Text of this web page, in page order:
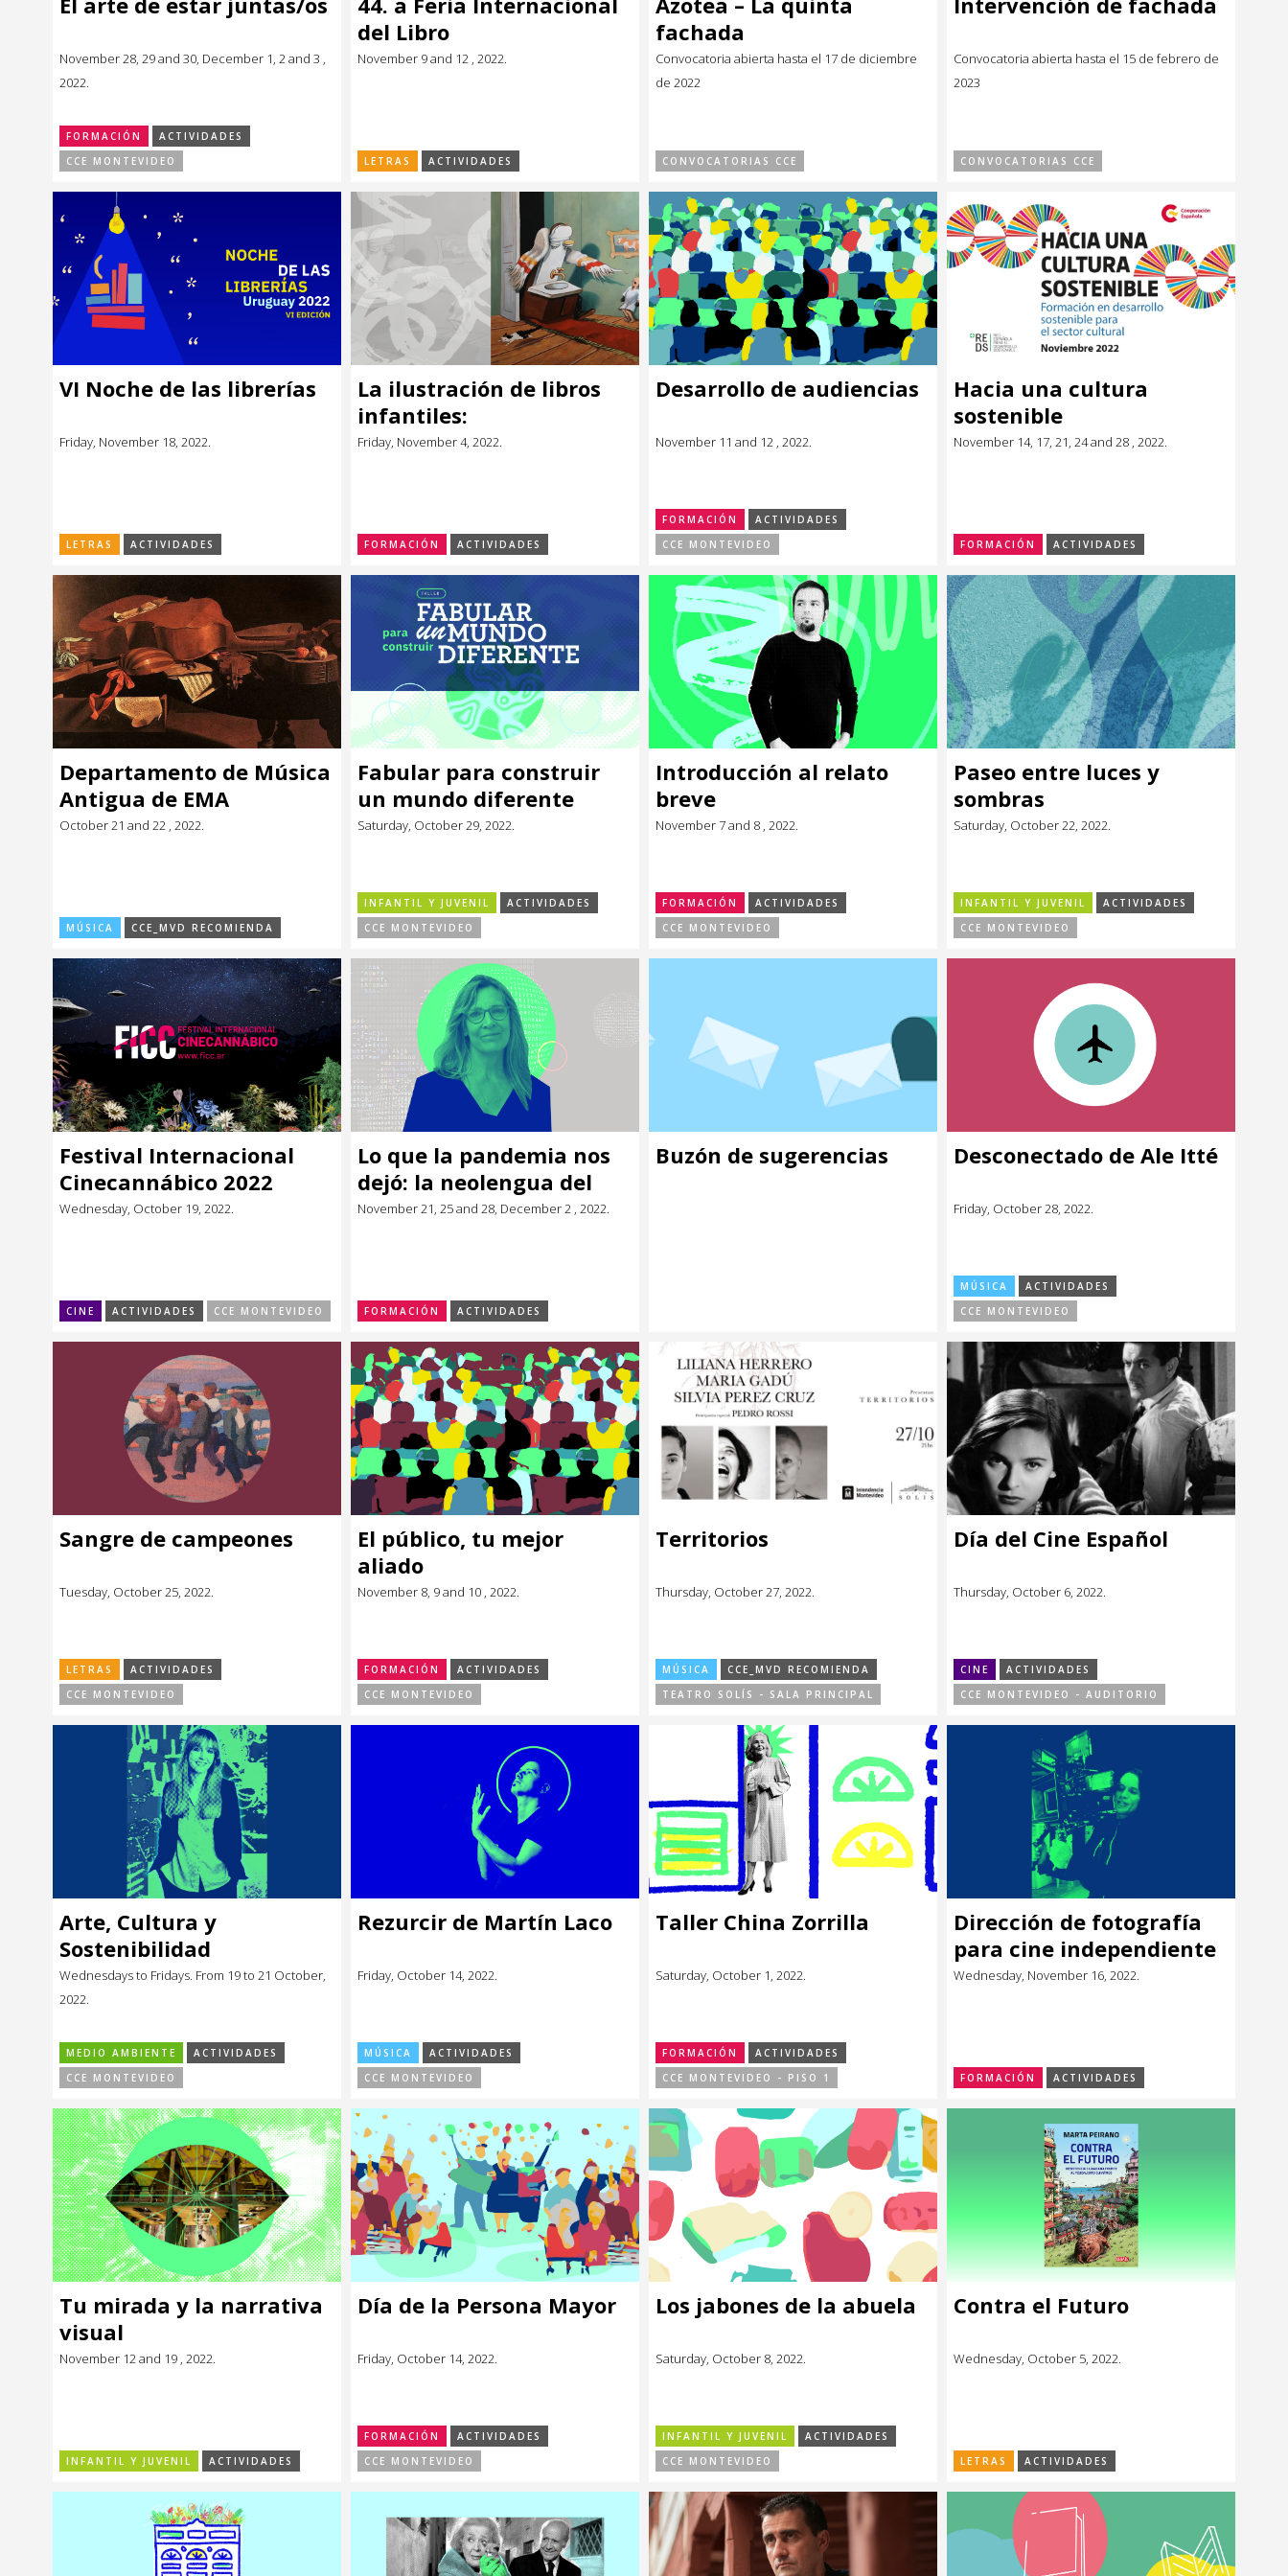
Sin categoría Sin categoría
November 28, 29 and 30, December 1, 2 and 3 ,
2022.
FORMACIÓN
ACTIVIDADES
CCE MONTEVIDEO
del Libro
November 9 and 12 , 2022.
LETRAS ACTIVIDADES
fachada
Convocatoria abierta hasta el 17 de diciembre
de 2022
CONVOCATORIAS CCE
Convocatoria abierta hasta el 15 de febrero de
2023
CONVOCATORIAS CCE
VI Noche de las librerías
Friday, November 18, 2022.
LETRAS ACTIVIDADES
La ilustración de libros
infantiles:
Friday, November 4, 2022.
FORMACIÓN ACTIVIDADES
Desarrollo de audiencias
November 11 and 12 , 2022.
FORMACIÓN
ACTIVIDADES
CCE MONTEVIDEO
Hacia una cultura
sostenible
November 14, 17, 21, 24 and 28 , 2022.
FORMACIÓN ACTIVIDADES
Departamento de Música
Antigua de EMA
October 21 and 22 , 2022.
MÚSICA CCE_MVD RECOMIENDA
Fabular para construir
un mundo diferente
Saturday, October 29, 2022.
INFANTIL Y JUVENIL
ACTIVIDADES
CCE MONTEVIDEO
Introducción al relato
breve
November 7 and 8 , 2022.
FORMACIÓN
ACTIVIDADES
CCE MONTEVIDEO
Paseo entre luces y
sombras
Saturday, October 22, 2022.
INFANTIL Y JUVENIL
ACTIVIDADES
CCE MONTEVIDEO
Festival Internacional
Cinecannábico 2022
Wednesday, October 19, 2022.
CINE ACTIVIDADES CCE MONTEVIDEO
Lo que la pandemia nos
dejó: la neolengua del
virus
November 21, 25 and 28, December 2 , 2022.
FORMACIÓN ACTIVIDADES
Buzón de sugerencias Desconectado de Ale Itté
Friday, October 28, 2022.
MÚSICA
ACTIVIDADES
CCE MONTEVIDEO
Sangre de campeones
Tuesday, October 25, 2022.
LETRAS
ACTIVIDADES
CCE MONTEVIDEO
El público, tu mejor
aliado
November 8, 9 and 10 , 2022.
FORMACIÓN
ACTIVIDADES
CCE MONTEVIDEO
Territorios
Thursday, October 27, 2022.
MÚSICA
CCE_MVD RECOMIENDA
TEATRO SOLÍS - SALA PRINCIPAL
Día del Cine Español
Thursday, October 6, 2022.
CINE
ACTIVIDADES
CCE MONTEVIDEO - AUDITORIO
Arte, Cultura y
Sostenibilidad
Wednesdays to Fridays. From 19 to 21 October,
2022.
MEDIO AMBIENTE
ACTIVIDADES
CCE MONTEVIDEO
Rezurcir de Martín Laco
Friday, October 14, 2022.
MÚSICA
ACTIVIDADES
CCE MONTEVIDEO
Taller China Zorrilla
Saturday, October 1, 2022.
FORMACIÓN
ACTIVIDADES
CCE MONTEVIDEO - PISO 1
Dirección de fotografía
para cine independiente
Wednesday, November 16, 2022.
FORMACIÓN ACTIVIDADES
Tu mirada y la narrativa
visual
November 12 and 19 , 2022.
INFANTIL Y JUVENIL ACTIVIDADES
Día de la Persona Mayor
Friday, October 14, 2022.
FORMACIÓN
ACTIVIDADES
CCE MONTEVIDEO
Los jabones de la abuela
Saturday, October 8, 2022.
INFANTIL Y JUVENIL
ACTIVIDADES
CCE MONTEVIDEO
Contra el Futuro
Wednesday, October 5, 2022.
LETRAS ACTIVIDADES